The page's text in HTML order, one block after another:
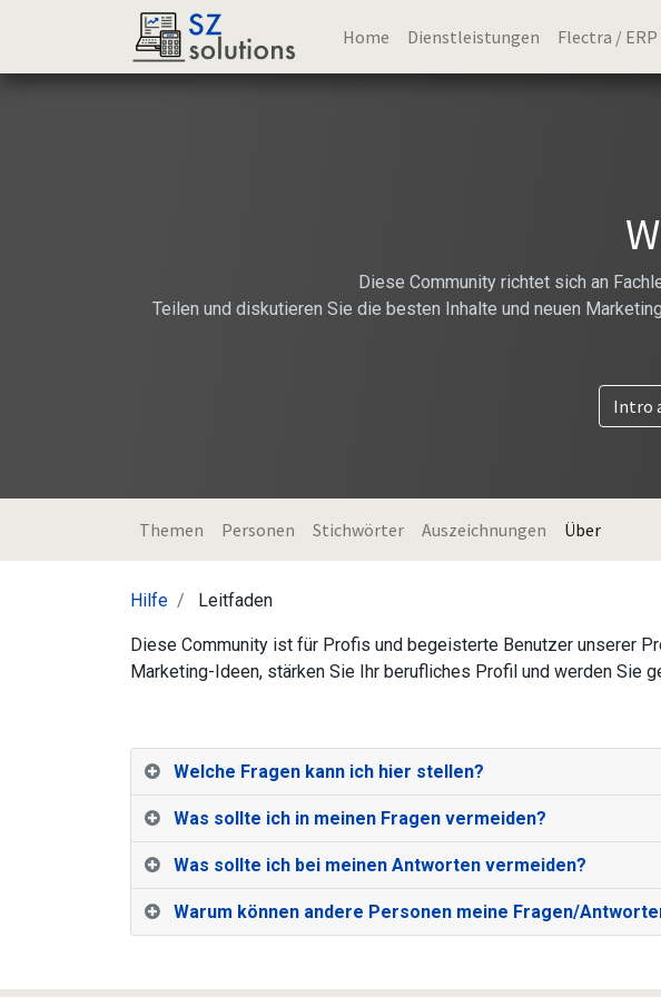
Home Dienstleistungen Flectra / ERP
Diese Community richtet sich an
Teilen und diskutieren Sie die besten Inhalte und neuen
Intro
Themen Personen Stichwörter Auszeichnungen Über
Hilfe Leitfaden
Diese Community ist für Profis und begeisterte Benutzer unserer
Marketing-Ideen, stärken Sie Ihr berufliches Profil und werden Sie
Welche Fragen kann ich hier stellen?
Was sollte ich in meinen Fragen vermeiden?
Was sollte ich bei meinen Antworten vermeiden?
Warum können andere Personen meine Fragen/